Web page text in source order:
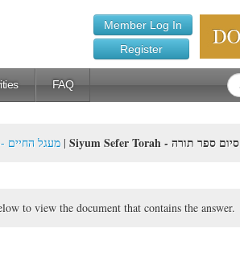
Member Log In
Register
FAQ
Life Cycle -- מעגל החיים | Siyum Sefer Torah - סיום ספר תורה
to view the document that contains the answer.